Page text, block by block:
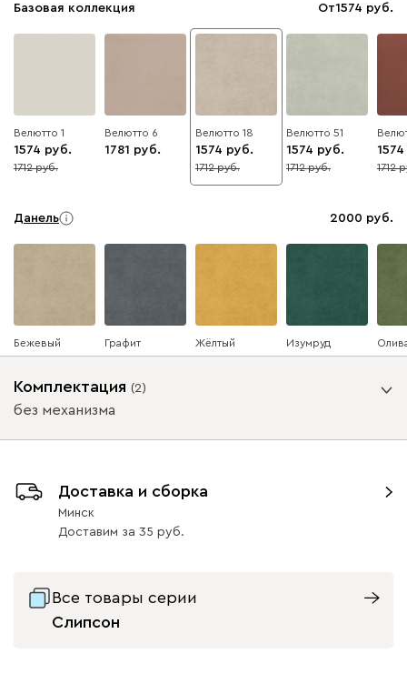
Базовая коллекция От1574
Велютто 1
1574
8
1712
Велютто 6
1781
Велютто 18
1574
8
1712
Велютто 51
1574
8
1712
1574
8
1712
Данель 2000
Бежевый Графит Жёлтый Изумруд
Ультра
Айвори (Ivory)
Горчичный
Бентори
Комплектация (2)
без механизма
без механизма с механизмом
Доставка и сборка
Минск
Доставим за 35
Все товары серии
Слипсон